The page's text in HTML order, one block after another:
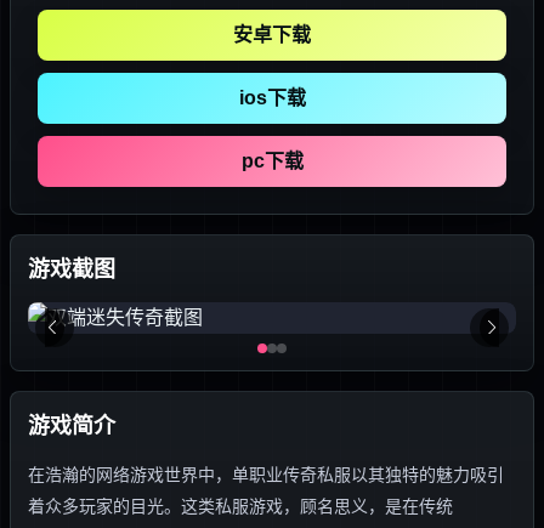
安卓下载
ios下载
pc下载
游戏截图
游戏简介
在浩瀚的网络游戏世界中，单职业传奇私服以其独特的魅力吸引
着众多玩家的目光。这类私服游戏，顾名思义，是在传统